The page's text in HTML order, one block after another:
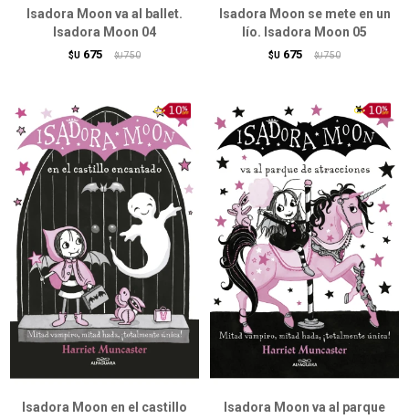
Isadora Moon va al ballet.
Isadora Moon 04
$U 675 $U 750
Isadora Moon se mete en un
lío. Isadora Moon 05
$U 675 $U 750
Isadora Moon en el castillo
Isadora Moon va al parque